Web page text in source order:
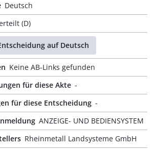
Deutsch
(D)
auf Deutsch
Keine AB-Links gefunden
für diese Akte -
für diese Entscheidung -
ANZEIGE- UND BEDIENSYSTEM
Rheinmetall Landsysteme GmbH